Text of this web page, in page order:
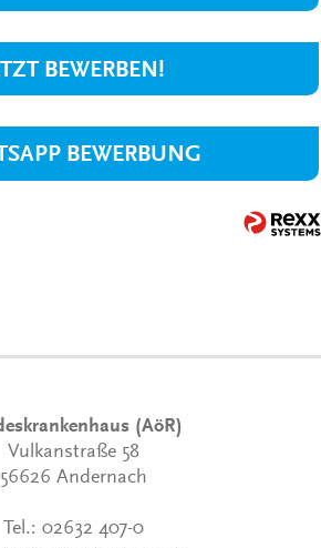
BEWERBEN!
BEWERBUNG
(AöR)
Vulkanstraße 58
56626 Andernach
Tel.: 02632 407-0